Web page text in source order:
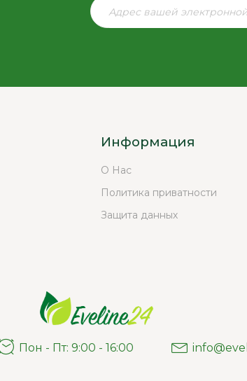
Информация
О Нас
Политика приватности
Защита данных
Пон - Пт: 9:00 - 16:00